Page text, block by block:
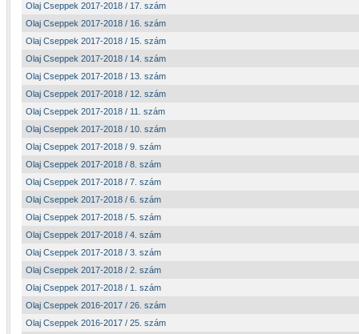
Olaj Cseppek 2017-2018 / 17. szám
Olaj Cseppek 2017-2018 / 16. szám
Olaj Cseppek 2017-2018 / 15. szám
Olaj Cseppek 2017-2018 / 14. szám
Olaj Cseppek 2017-2018 / 13. szám
Olaj Cseppek 2017-2018 / 12. szám
Olaj Cseppek 2017-2018 / 11. szám
Olaj Cseppek 2017-2018 / 10. szám
Olaj Cseppek 2017-2018 / 9. szám
Olaj Cseppek 2017-2018 / 8. szám
Olaj Cseppek 2017-2018 / 7. szám
Olaj Cseppek 2017-2018 / 6. szám
Olaj Cseppek 2017-2018 / 5. szám
Olaj Cseppek 2017-2018 / 4. szám
Olaj Cseppek 2017-2018 / 3. szám
Olaj Cseppek 2017-2018 / 2. szám
Olaj Cseppek 2017-2018 / 1. szám
Olaj Cseppek 2016-2017 / 26. szám
Olaj Cseppek 2016-2017 / 25. szám